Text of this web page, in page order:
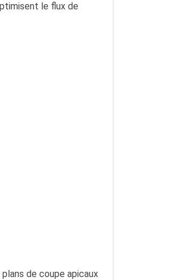
le flux de
de coupe apicaux